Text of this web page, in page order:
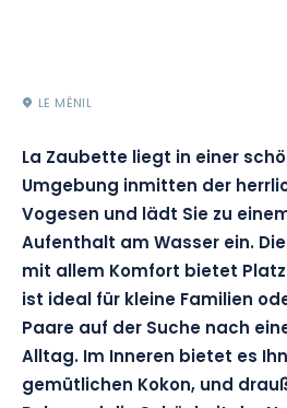
LE MÉNIL
La Zaubette liegt in einer
Umgebung inmitten der
Vogesen und lädt Sie zu
Aufenthalt am Wasser ein.
mit allem Komfort bietet
ist ideal für kleine Familien
Paare auf der Suche nach
Alltag. Im Inneren bietet es
gemütlichen Kokon, und